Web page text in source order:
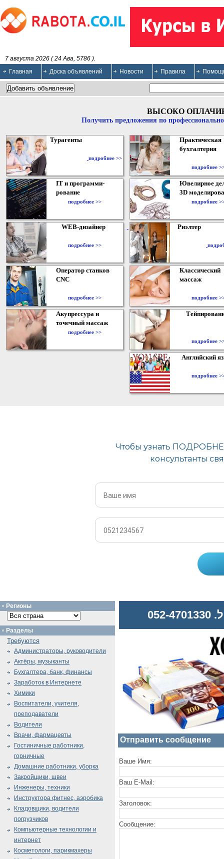
7 августа 2026 ( 24 Ава, 5786 ).
Главная
Доска объявлений Новости Правила
ВЫСОКО
Получить предложения по
Турагенты
подробнее >>
Практическая
бухгалтерия
подробнее
IT и программи-
рование
подробнее >>
Ювелирное
3D
подробнее
WEB-дизайнер
подробнее >>
Риэлтер
Оператор станков
CNC
подробнее >>
Классический
массаж
подробнее
Акупрессура и
точечный массаж
подробнее >>
подробнее
Английский
подробнее
Отправить сообщение
Ваше Имя:
Ваш E-Mail:
Заголовок:
Сообщение:
Регионы
Разделы
Требуются
Администраторы, руководители
Актёры, музыканты
Бухгалтера, банк, финансы
Заработок в Интернете
Химики
Воспитатели, учителя,
преподаватели
Водители
Врачи, фармацевты
Гостиничные работники,
горничные
Домашние работники, уборка
Закройщики, швеи
Инженеры, техники
Инструктора фитнес, аэробика
Кладовщики, водители
погрузчиков
Компьютерные технологии и
интернет
Косметологи, парикмахеры